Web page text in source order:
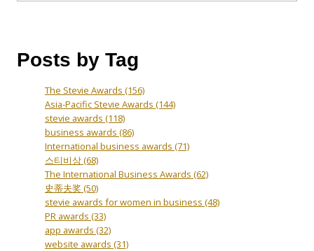
Posts by Tag
The Stevie Awards (156)
Asia-Pacific Stevie Awards (144)
stevie awards (118)
business awards (86)
International business awards (71)
스티비상(68)
The International Business Awards (62)
史蒂夫奖 (50)
stevie awards for women in business (48)
PR awards (33)
app awards (32)
website awards (31)